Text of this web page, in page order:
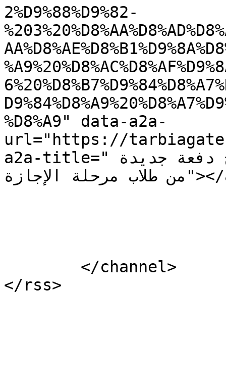
2%D9%88%D9%82-
%D8%A9" data-a2a-
url="https://
a2a-title="كلية الحقوق- 3 تحتفل بتخريج دفعة جديدة
من طلاب مرحلة الإجازة"></a></p>]]></content:encoded>